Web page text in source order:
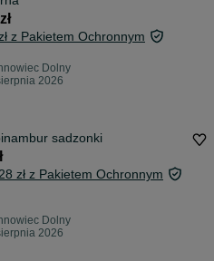
z Pakietem Ochronnym
Dolny
2026
sadzonki
zł z Pakietem Ochronnym
Dolny
2026